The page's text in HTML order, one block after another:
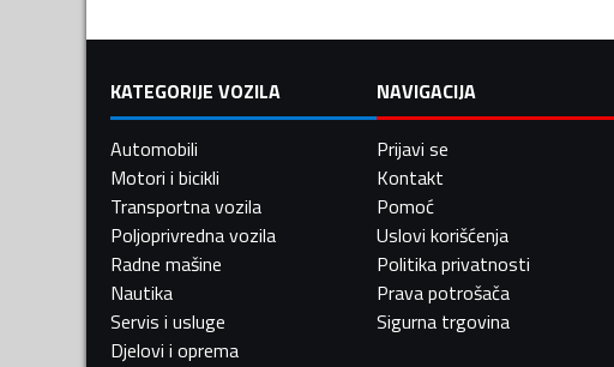
KATEGORIJE VOZILA
Automobili
Motori i bicikli
Transportna vozila
Poljoprivredna vozila
Radne mašine
Nautika
Servis i usluge
Djelovi i oprema
NAVIGACIJA
Prijavi se
Kontakt
Pomoć
Uslovi korišćenja
Politika privatnosti
Prava potrošača
Sigurna trgovina